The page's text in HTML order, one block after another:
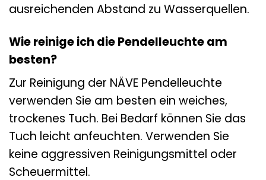
ausreichenden Abstand zu Wasserquellen.
Wie reinige ich die Pendelleuchte am
besten?
Zur Reinigung der NÄVE Pendelleuchte
verwenden Sie am besten ein weiches,
trockenes Tuch. Bei Bedarf können Sie das
Tuch leicht anfeuchten. Verwenden Sie
keine aggressiven Reinigungsmittel oder
Scheuermittel.